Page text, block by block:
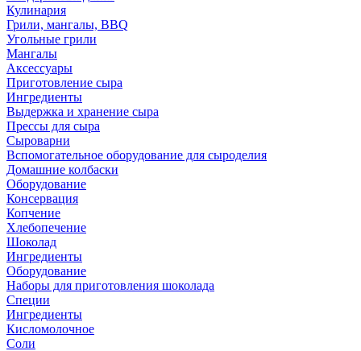
Кулинария
Грили, мангалы, BBQ
Угольные грили
Мангалы
Аксессуары
Приготовление сыра
Ингредиенты
Выдержка и хранение сыра
Прессы для сыра
Сыроварни
Вспомогательное оборудование для сыроделия
Домашние колбаски
Оборудование
Консервация
Копчение
Хлебопечение
Шоколад
Ингредиенты
Оборудование
Наборы для приготовления шоколада
Специи
Ингредиенты
Кисломолочное
Соли